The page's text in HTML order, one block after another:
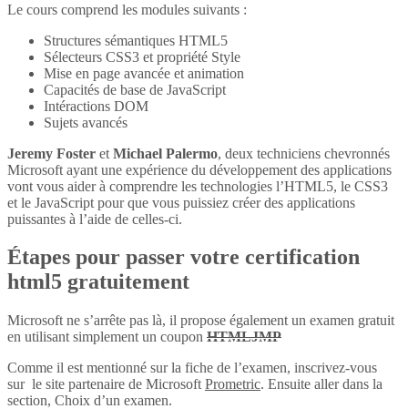
Le cours comprend les modules suivants :
Structures sémantiques HTML5
Sélecteurs CSS3 et propriété Style
Mise en page avancée et animation
Capacités de base de JavaScript
Intéractions DOM
Sujets avancés
Jeremy Foster et Michael Palermo, deux techniciens chevronnés
Microsoft ayant une expérience du développement des applications
vont vous aider à comprendre les technologies l’HTML5, le CSS3
et le JavaScript pour que vous puissiez créer des applications
puissantes à l’aide de celles-ci.
Étapes pour passer votre certification
html5 gratuitement
Microsoft ne s’arrête pas là, il propose également un examen gratuit
en utilisant simplement un coupon HTMLJMP
Comme il est mentionné sur la fiche de l’examen, inscrivez-vous
sur le site partenaire de Microsoft Prometric. Ensuite aller dans la
section, Choix d’un examen.